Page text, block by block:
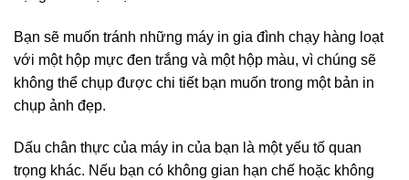
Bạn sẽ muốn tránh những máy in gia đình chạy hàng loạt
với một hộp mực đen trắng và một hộp màu, vì chúng sẽ
không thể chụp được chi tiết bạn muốn trong một bản in
chụp ảnh đẹp.
Dấu chân thực của máy in của bạn là một yếu tố quan
trọng khác. Nếu bạn có không gian hạn chế hoặc không